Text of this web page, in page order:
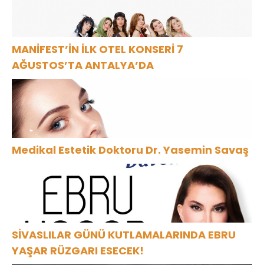
MANİFEST’İN İLK OTEL KONSERİ 7
AĞUSTOS’TA ANTALYA’DA
Medikal Estetik Doktoru Dr. Yasemin Savaş
SİVASLILAR GÜNÜ KUTLAMALARINDA EBRU
YAŞAR RÜZGARI ESECEK!